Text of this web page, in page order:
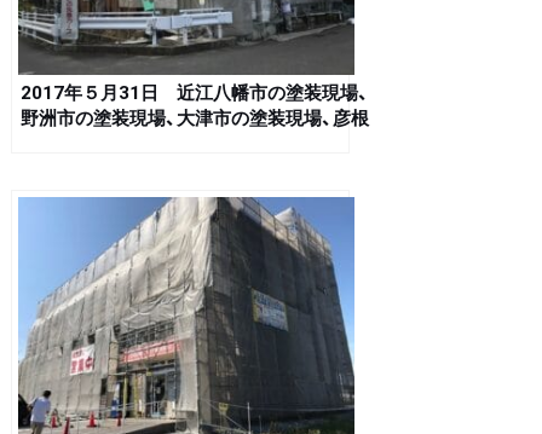
2017年５月31日 近江八幡市の塗装現場、
野洲市の塗装現場、大津市の塗装現場、彦根